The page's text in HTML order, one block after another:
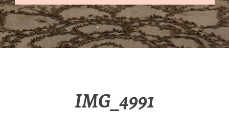
IMG_4991